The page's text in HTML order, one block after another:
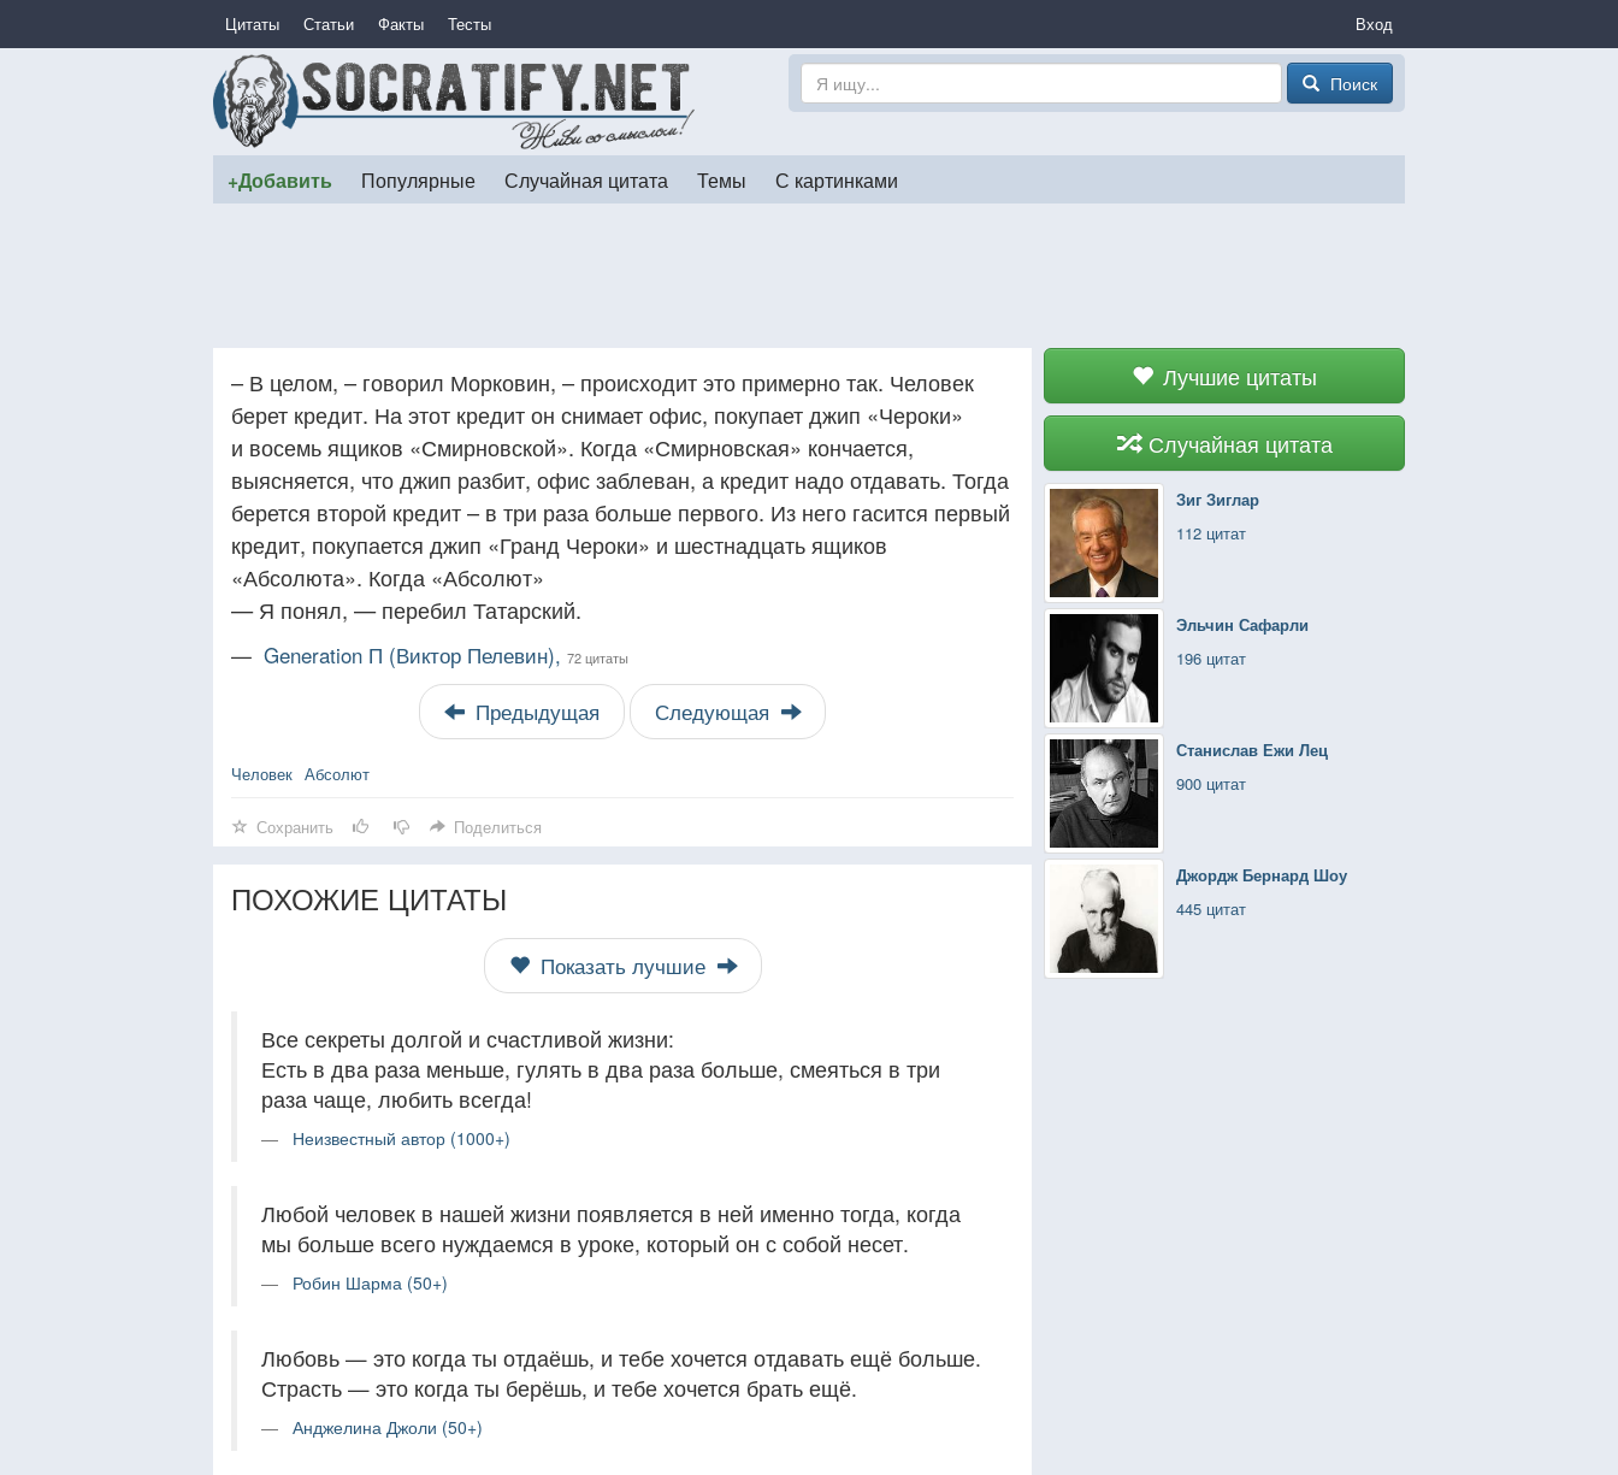
Цитаты Статьи Факты Тесты Вход
Поиск
+Добавить Популярные Случайная цитата Темы С картинками
Лучшие цитаты
Случайная цитата
Зиг Зиглар
112 цитат
Эльчин Сафарли
196 цитат
Станислав Ежи Лец
900 цитат
Джордж Бернард Шоу
445 цитат
– В целом, – говорил Морковин, – происходит это примерно так. Человек
берет кредит. На этот кредит он снимает офис, покупает джип «Чероки»
и восемь ящиков «Смирновской». Когда «Смирновская» кончается,
выясняется, что джип разбит, офис заблеван, а кредит надо отдавать. Тогда
берется второй кредит – в три раза больше первого. Из него гасится первый
кредит, покупается джип «Гранд Чероки» и шестнадцать ящиков
«Абсолюта». Когда «Абсолют»
— Я понял, — перебил Татарский.
— Generation П (Виктор Пелевин), 72 цитаты
Предыдущая Следующая
Человек Абсолют
Сохранить Поделиться
ПОХОЖИЕ ЦИТАТЫ
Показать лучшие
Все секреты долгой и счастливой жизни:
Есть в два раза меньше, гулять в два раза больше, смеяться в три
раза чаще, любить всегда!
Неизвестный автор (1000+)
Любой человек в нашей жизни появляется в ней именно тогда, когда
мы больше всего нуждаемся в уроке, который он с собой несет.
Робин Шарма (50+)
Любовь — это когда ты отдаёшь, и тебе хочется отдавать ещё больше.
Страсть — это когда ты берёшь, и тебе хочется брать ещё.
Анджелина Джоли (50+)